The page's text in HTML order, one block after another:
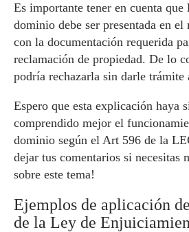
Es importante tener en cuenta que
dominio debe ser presentada en el
con la documentación requerida
reclamación de propiedad. De lo
podría rechazarla sin darle trámite
Espero que esta explicación haya
comprendido mejor el
dominio según el Art 596 de la
dejar tus comentarios si necesitas
sobre este tema!
Ejemplos de aplicación
de la Ley de